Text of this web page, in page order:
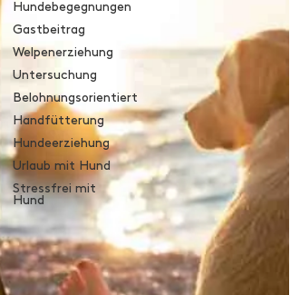
Hundebegegnungen
Gastbeitrag
Welpenerziehung
Untersuchung
Belohnungsorientiert
Handfütterung
Hundeerziehung
Urlaub mit Hund
Stressfrei mit
Hund